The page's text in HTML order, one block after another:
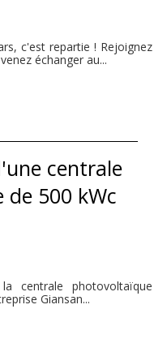
c'est repartie ! Rejoignez
échanger au...
centrale
500 kWc
centrale photovoltaïque
Giansan...